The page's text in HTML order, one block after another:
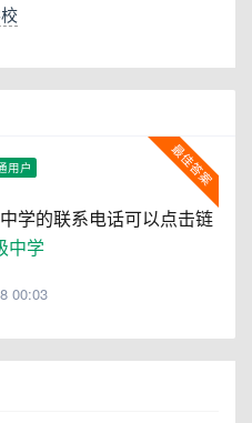
用户
学的联系电话可以点击链
中学
00:03